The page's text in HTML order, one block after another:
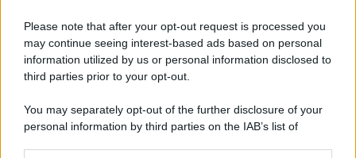
Please note that after your opt-out request is processed you
may continue seeing interest-based ads based on personal
information utilized by us or personal information disclosed to
third parties prior to your opt-out.
You may separately opt-out of the further disclosure of your
personal information by third parties on the IAB’s list of
Gossip e TV è un sito di MASTE S.r.l.
viale Luigi Majno n. 21 - 20129 Milano (MI)
P.Iva 10909580960
Categorie